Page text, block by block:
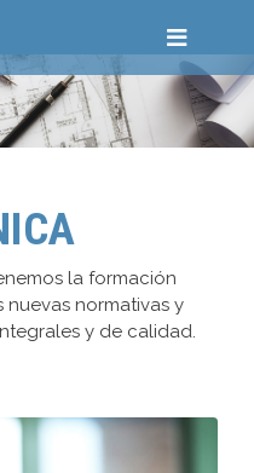
la formación
normativas y
y de calidad.